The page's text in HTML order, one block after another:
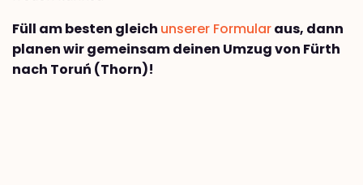
Füll am besten gleich unserer Formularaus, dann
planen wir gemeinsam deinen Umzug von Fürth
nach Toruń (Thorn)!